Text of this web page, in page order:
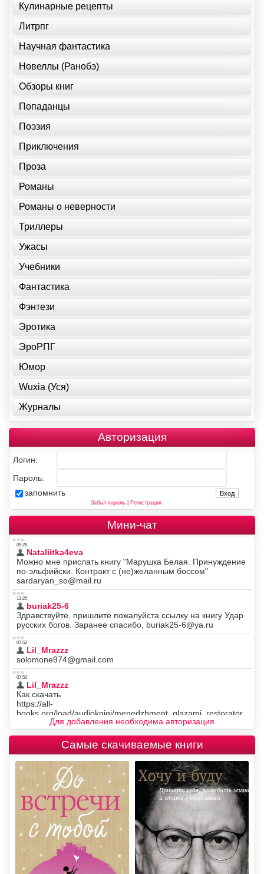
Кулинарные рецепты
Литрпг
Научная фантастика
Новеллы (Ранобэ)
Обзоры книг
Попаданцы
Поэзия
Приключения
Проза
Романы
Романы о неверности
Триллеры
Ужасы
Учебники
Фантастика
Фэнтези
Эротика
ЭроРПГ
Юмор
Wuxia (Уся)
Журналы
Авторизация
Логин:
Пароль:
запомнить
Забыл пароль| Регистрация
Мини-чат
Для добавления необходима авторизация
Самые скачиваемые книги